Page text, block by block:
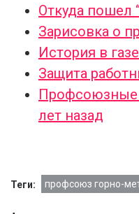
Откуда пошел
Зарисовка о
История в
Защита
Профсоюзные
лет назад
Теги: профсоюз горно-